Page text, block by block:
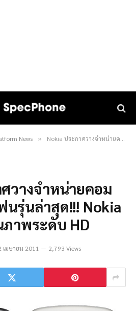
News » Nokia ประกาศวางจำหน่ายคอมแพคสมาร์ทโฟนรุ่นล่าสุด!!! Nokia C6 Touch คุณภาพระดับ HD
วางจำหน่ายคอม
รุ่นล่าสุด!!! Nokia
าพระดับ HD
เมษายน 2011 2,793 Views